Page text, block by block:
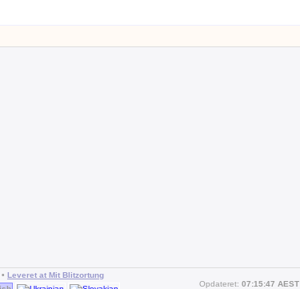
• Leveret at Mit Blitzortung
Opdateret: 07:15:47 AEST